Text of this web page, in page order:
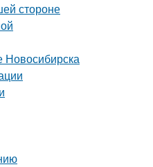
стороне
Новосибирска